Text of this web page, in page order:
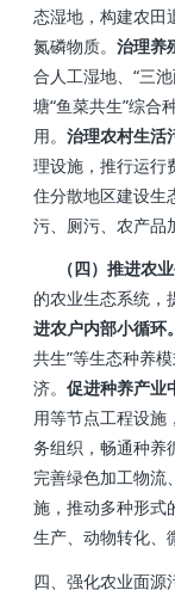
态湿地，构建农田
氮磷物质。治理养
合人工湿地、“三
塘“鱼菜共生”综合
用。治理农村生活
理设施，推行运行
住分散地区建设生
污、厕污、农产品
（四）推进农
的农业生态系统，
进农户内部小循环
共生”等生态种养
济。促进种养产业
用等节点工程设施
务组织，畅通种养
完善绿色加工物流
施，推动多种形式
生产、动物转化、
四、强化农业面源